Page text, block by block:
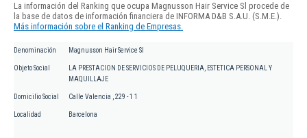
La información del Ranking que ocupa Magnusson Hair Service Sl procede de
la base de datos de información financiera de INFORMA D&B S.A.U. (S.M.E.).
Más información sobre el Ranking de Empresas.
Denominación Magnusson Hair Service Sl
Objeto Social
LA PRESTACION DE SERVICIOS DE PELUQUERIA, ESTETICA PERSONAL Y
MAQUILLAJE
Domicilio Social Calle Valencia , 229 - 1 1
Localidad Barcelona